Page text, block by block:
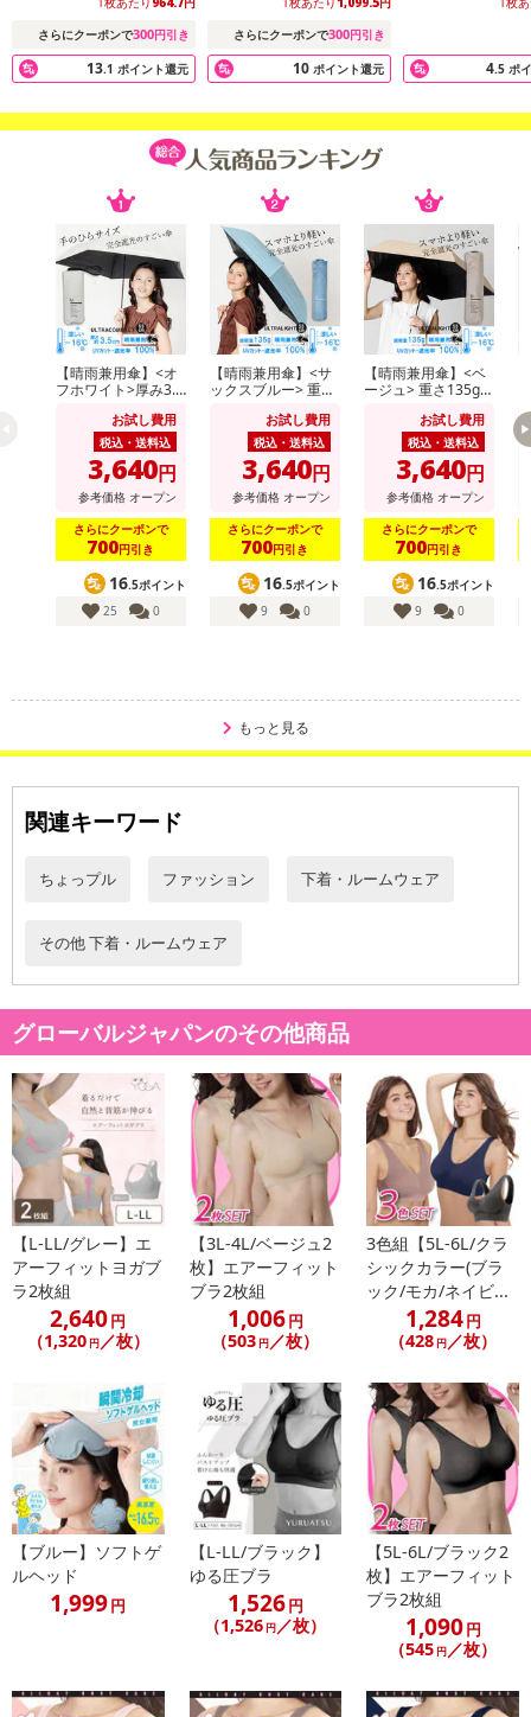
さらにクーポンで300円引き
13.1 ポイント還元
さらにクーポンで300円引き
10 ポイント還元 4.5 ポ
【晴雨兼用傘】<オ
フホワイト>厚み3.5
ズUVカット100％マ
イナス16度
お試し費用
税込・送料込
3,640円
参考価格 オープン
さらにクーポンで
700円引き
16.5ポイント
25
0
【晴雨兼用傘】<サ
ックスブルー> 重さ
軽いUVカット100％
マイナス16度 UL
お試し費用
税込・送料込
3,640円
参考価格 オープン
さらにクーポンで
700円引き
16.5ポイント
9
0
【晴雨兼用傘】<ベ
ージュ> 重さ135g！
カット100％マイナ
ス16度 UL
お試し費用
税込・送料込
3,640円
参考価格 オープン
さらにクーポンで
700円引き
16.5ポイント
9
0
もっと見る
関連キーワード
ちょっプル ファッション 下着・ルームウェア
その他 下着・ルームウェア
グローバルジャパンのその他商品
【L-LL/グレー】エ
アーフィットヨガブ
ラ2枚組
2,640円
（1,320 円／枚）
【3L-4L/ベージュ2
枚】エアーフィット
ブラ2枚組
1,006円
（503 円 ／枚）
3色組【5L-6L/クラ
シックカラー(ブラ
ック/モカ/ネイビ...
1,284円
（428 円 ／枚）
【ブルー】ソフトゲ
ルヘッド
1,999円
【L-LL/ブラック】
ゆる圧ブラ
1,526円
（1,526 円／枚）
【5L-6L/ブラック2
枚】エアーフィット
ブラ2枚組
1,090円
（545 円／枚）